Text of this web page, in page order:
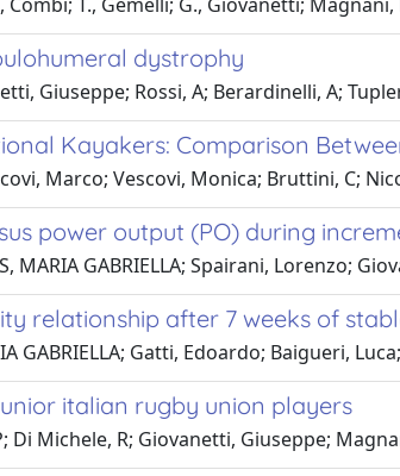
dystrophy
Giuseppe; Rossi, A; Berardinelli, A;
Kayakers: Comparison
Marco; Vescovi, Monica; Bruttini, C;
power output (PO) during
MARIA GABRIELLA; Spairani, Lorenzo;
relationship after 7 weeks of
GABRIELLA; Gatti, Edoardo; Baigueri,
italian rugby union players
Di Michele, R; Giovanetti, Giuseppe;